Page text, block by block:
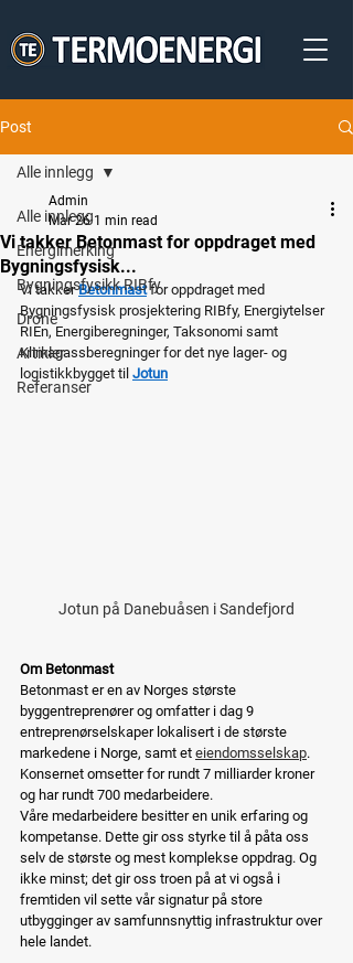
Post
Alle innlegg
Energimerking
Bygningsfysikk RIBfy
Drone
Artikler
Referanser
Alle innlegg
Vi takker Betonmast for oppdraget med
Bygningsfysisk...
Admin
Mar 26 1 min read
Vi takker Betonmast for oppdraget med
Bygningsfysisk prosjektering RIBfy, Energiytelser
RIEn, Energiberegninger, Taksonomi samt
Klimagassberegninger for det nye lager- og
logistikkbygget til Jotun
Jotun på Danebuåsen i Sandefjord
Om Betonmast
Betonmast er en av Norges største
byggentreprenører og omfatter i dag 9
entreprenørselskaper lokalisert i de største
markedene i Norge, samt et eiendomsselskap.
Konsernet omsetter for rundt 7 milliarder kroner
og har rundt 700 medarbeidere.
Våre medarbeidere besitter en unik erfaring og
kompetanse. Dette gir oss styrke til å påta oss
selv de største og mest komplekse oppdrag. Og
ikke minst; det gir oss troen på at vi også i
fremtiden vil sette vår signatur på store
utbygginger av samfunnsnyttig infrastruktur over
hele landet.